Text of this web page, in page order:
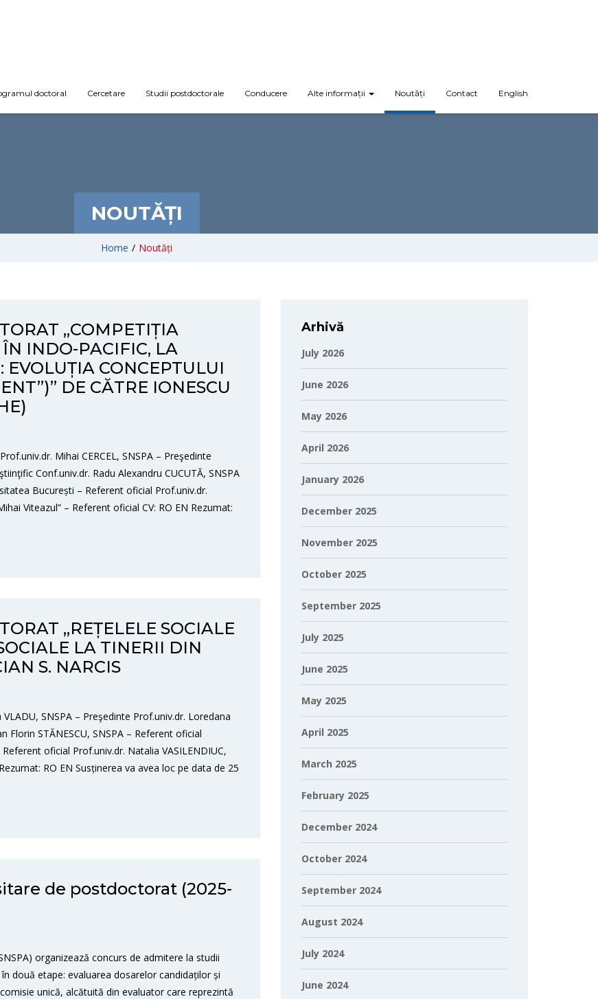
doctoral Cercetare Studii postdoctorale Conducere Alte informații Noutăți Contact English
NOUTĂȚI
Home / Noutăți
„COMPETIȚIA
ÎN INDO-PACIFIC, LA
EVOLUȚIA CONCEPTULUI
DE CĂTRE IONESCU
Mihai CERCEL, SNSPA – Preşedinte
Conf.univ.dr. Radu Alexandru CUCUTĂ, SNSPA
București – Referent oficial Prof.univ.dr.
Viteazul” – Referent oficial CV: RO EN Rezumat:
„REȚELELE SOCIALE
LA TINERII DIN
S. NARCIS
SNSPA – Preşedinte Prof.univ.dr. Loredana
Florin STĂNESCU, SNSPA – Referent oficial
oficial Prof.univ.dr. Natalia VASILENDIUC,
RO EN Susținerea va avea loc pe data de 25
de postdoctorat (2025-
organizează concurs de admitere la studii
două etape: evaluarea dosarelor candidaților și
unică, alcătuită din evaluator care reprezintă
Arhivă
July 2026
June 2026
May 2026
April 2026
January 2026
December 2025
November 2025
October 2025
September 2025
July 2025
June 2025
May 2025
April 2025
March 2025
February 2025
December 2024
October 2024
September 2024
August 2024
July 2024
June 2024